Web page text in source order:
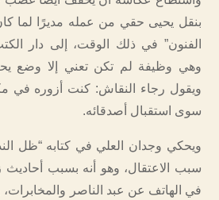
بنقل يحيى حقي من عمله مديرًا لما
الفنون” في ذلك الوقت، إلى دار
وهي وظيفة لم تكن تعني إلا وضع
ويقول رجاء النقاش: كنت أزوره في
سوى استقبال أصدقائه.
ويحكي وجدان العلي في كتابه “ظل
سبب الاعتقال، وهو أنه بسبب أحاديث
في الهاتف عن عبد الناصر والمخابرات،